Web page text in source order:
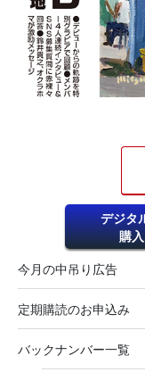
デジタ
購入
今月の中吊り広告
定期購読のお申込み
バックナンバー一覧